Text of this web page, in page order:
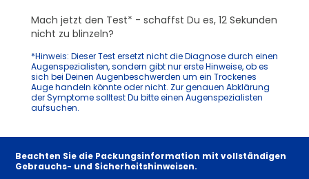
Mach jetzt den Test* - schaffst Du es, 12 Sekunden
nicht zu blinzeln?
*Hinweis: Dieser Test ersetzt nicht die Diagnose durch einen
Augenspezialisten, sondern gibt nur erste Hinweise, ob es
sich bei Deinen Augenbeschwerden um ein Trockenes
Auge handeln könnte oder nicht. Zur genauen Abklärung
der Symptome solltest Du bitte einen Augenspezialisten
aufsuchen.
Beachten Sie die Packungsinformation mit vollständigen
Gebrauchs- und Sicherheitshinweisen.